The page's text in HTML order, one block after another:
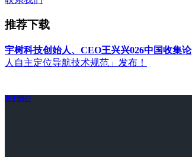
推荐下载
宇树科技创始人、CEO王兴兴026中国收集论
人自主定位导航技术规范」发布！
关于我们